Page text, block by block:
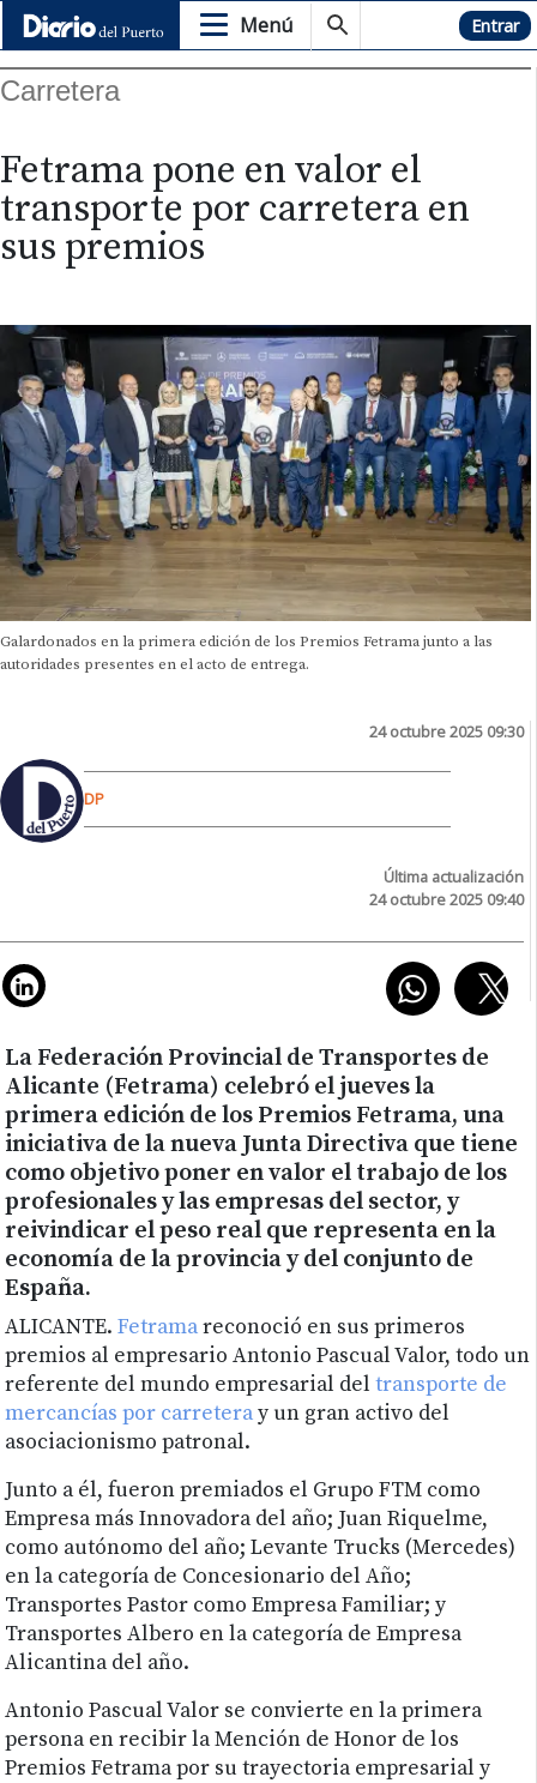
Menú Hemeroteca Entrar
Carretera
Fetrama pone en valor el
transporte por carretera en
sus premios
Galardonados en la primera edición de los Premios Fetrama junto a las
autoridades presentes en el acto de entrega.
24 octubre 2025 09:30
DP
Última actualización
24 octubre 2025 09:40
La Federación Provincial de Transportes de
Alicante (Fetrama) celebró el jueves la
primera edición de los Premios Fetrama, una
iniciativa de la nueva Junta Directiva que tiene
como objetivo poner en valor el trabajo de los
profesionales y las empresas del sector, y
reivindicar el peso real que representa en la
economía de la provincia y del conjunto de
España.
ALICANTE.Fetramareconoció en sus primeros
premios al empresario Antonio Pascual Valor, todo un
referente del mundo empresarial deltransporte de
mercancías por carreteray un gran activo del
asociacionismo patronal.
Junto a él, fueron premiados el Grupo FTM como
Empresa más Innovadora del año; Juan Riquelme,
como autónomo del año; Levante Trucks (Mercedes)
en la categoría de Concesionario del Año;
Transportes Pastor como Empresa Familiar; y
Transportes Albero en la categoría de Empresa
Alicantina del año.
Antonio Pascual Valor se convierte en la primera
persona en recibir la Mención de Honor de los
Premios Fetrama por su trayectoria empresarial y